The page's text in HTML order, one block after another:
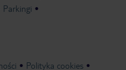
Parkingi
Polityka cookies